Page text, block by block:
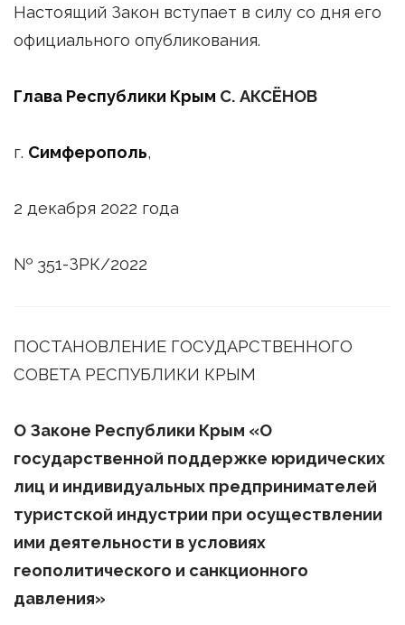
Настоящий Закон вступает в силу со дня его
официального опубликования.
Глава Республики Крым С. АКСЁНОВ
г. Симферополь,
2 декабря 2022 года
№ 351-ЗРК/2022
ПОСТАНОВЛЕНИЕ ГОСУДАРСТВЕННОГО
СОВЕТА РЕСПУБЛИКИ КРЫМ
О Законе Республики Крым «О
государственной поддержке юридических
лиц и индивидуальных предпринимателей
туристской индустрии при осуществлении
ими деятельности в условиях
геополитического и санкционного
давления»